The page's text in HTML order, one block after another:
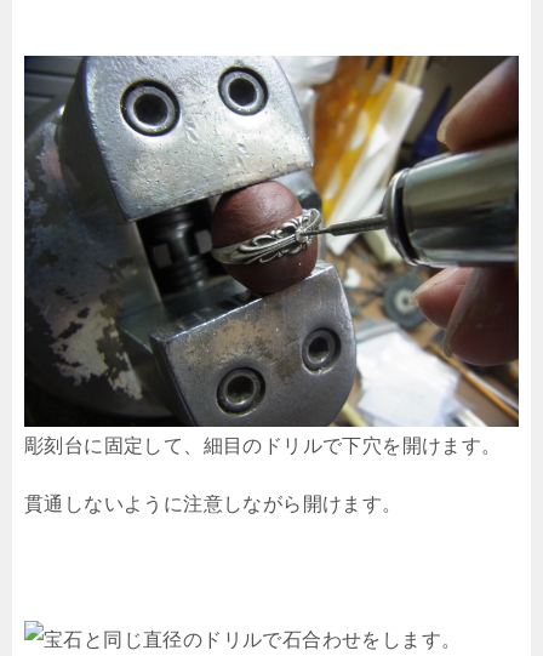
彫刻台に固定して、細目のドリルで下穴を開けます。
貫通しないように注意しながら開けます。